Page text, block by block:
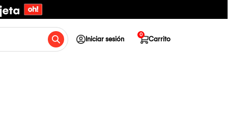
Iniciar sesión Carrito
0